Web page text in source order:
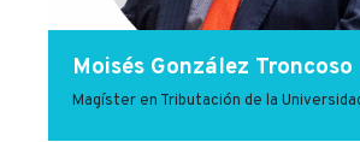
Moisés González Troncoso
Magíster en Tributación de la